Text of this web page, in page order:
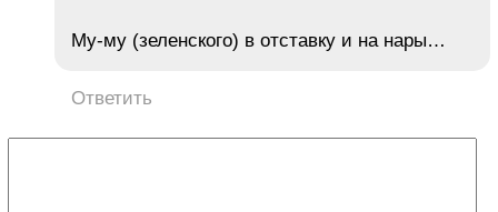
Му-му (зеленского) в отставку и на нары…
Ответить